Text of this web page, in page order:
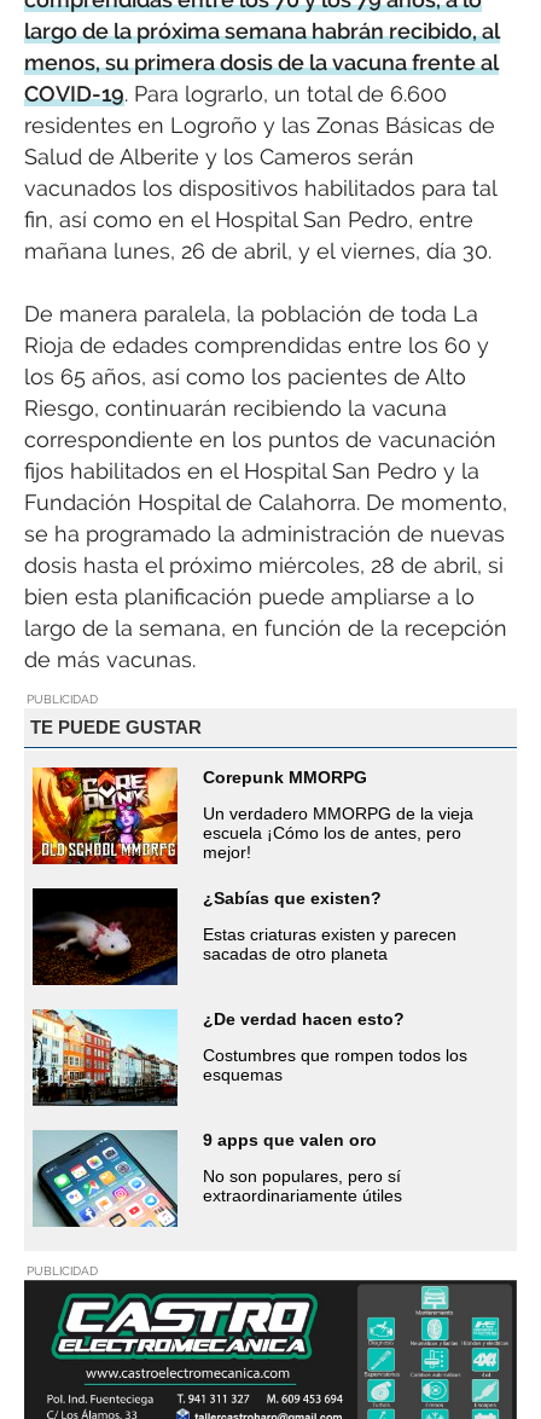
largo de la próxima semana habrán recibido, al
menos, su primera dosis de la vacuna frente al
COVID-19. Para lograrlo, un total de 6.600
residentes en Logroño y las Zonas Básicas de
Salud de Alberite y los Cameros serán
vacunados los dispositivos habilitados para tal
fin, así como en el Hospital San Pedro, entre
mañana lunes, 26 de abril, y el viernes, día 30.
De manera paralela, la población de toda La
Rioja de edades comprendidas entre los 60 y
los 65 años, así como los pacientes de Alto
Riesgo, continuarán recibiendo la vacuna
correspondiente en los puntos de vacunación
fijos habilitados en el Hospital San Pedro y la
Fundación Hospital de Calahorra. De momento,
se ha programado la administración de nuevas
dosis hasta el próximo miércoles, 28 de abril, si
bien esta planificación puede ampliarse a lo
largo de la semana, en función de la recepción
de más vacunas.
PUBLICIDAD
TE PUEDE GUSTAR
Corepunk MMORPG
Un verdadero MMORPG de la vieja
escuela ¡Cómo los de antes, pero
mejor!
¿Sabías que existen?
Estas criaturas existen y parecen
sacadas de otro planeta
¿De verdad hacen esto?
Costumbres que rompen todos los
esquemas
9 apps que valen oro
No son populares, pero sí
extraordinariamente útiles
PUBLICIDAD